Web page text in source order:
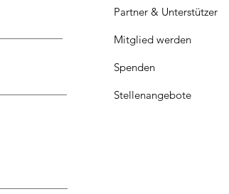
BNE-Newsletter Mai '26 -
Rückenwind für BNE in
Partner & Unterstützer
Mitglied werden
Spenden
Stellenangebote